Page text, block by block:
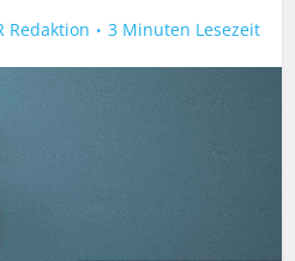
Redaktion 3 Minuten Lesezeit